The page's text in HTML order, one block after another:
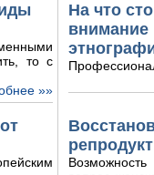
то с
»»
На что